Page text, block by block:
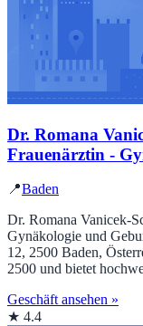
Dr. Romana
Frauenärztin -
📍Baden
Dr. Romana Vanicek-
Gynäkologie und
12, 2500 Baden,
2500 und bietet
Geschäft ansehen »
★ 4.4